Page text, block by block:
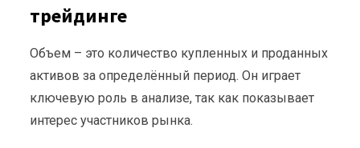
трейдинге
Объем – это количество купленных и проданных
активов за определённый период. Он играет
ключевую роль в анализе, так как показывает
интерес участников рынка.